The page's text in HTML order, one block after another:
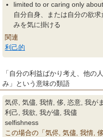
limited to or caring only
自分自身、または自分の欲
みを気に掛ける
関連
利己的
「自分の利益ばかり考え、他の
み」という意味の類語
気侭, 気儘, 我情, 侈, 恣意, 我が
利己, 我欲, 我が儘, 我儘
selfishness
この場合の「気侭, 気儘, 我情,